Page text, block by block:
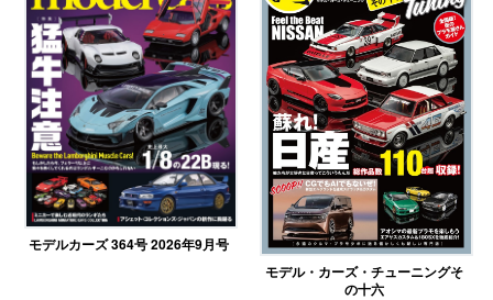
モデルカーズ 364号 2026年9月号
モデル・カーズ・チューニングそ
の十六